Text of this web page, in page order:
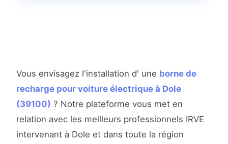
Vous envisagez l'installation d' une borne de
recharge pour voiture électrique à Dole
(39100) ? Notre plateforme vous met en
relation avec les meilleurs professionnels IRVE
intervenant à Dole et dans toute la région